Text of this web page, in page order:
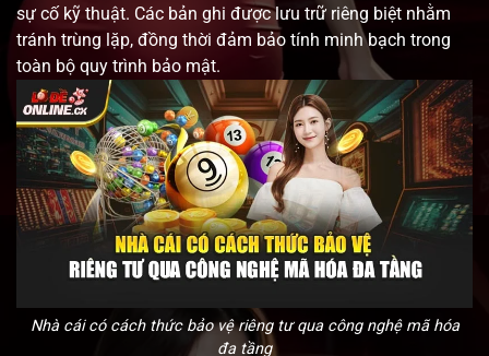
sự cố kỹ thuật. Các bản ghi được lưu trữ riêng biệt nhằm
tránh trùng lặp, đồng thời đảm bảo tính minh bạch trong
toàn bộ quy trình bảo mật.
Nhà cái có cách thức bảo vệ riêng tư qua công nghệ mã hóa
đa tầng